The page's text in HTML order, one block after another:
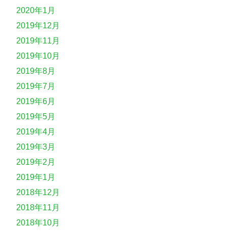
2020年1月
2019年12月
2019年11月
2019年10月
2019年8月
2019年7月
2019年6月
2019年5月
2019年4月
2019年3月
2019年2月
2019年1月
2018年12月
2018年11月
2018年10月